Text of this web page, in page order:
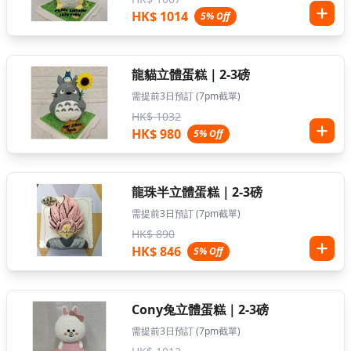
HK$ 1014 5% Off
龍貓立體蛋糕｜2-3磅
需提前3日預訂 (7pm截單)
HK$ 1032
HK$ 980 5% Off
龍珠半立體蛋糕｜2-3磅
需提前3日預訂 (7pm截單)
HK$ 890
HK$ 846 5% Off
Cony兔立體蛋糕｜2-3磅
需提前3日預訂 (7pm截單)